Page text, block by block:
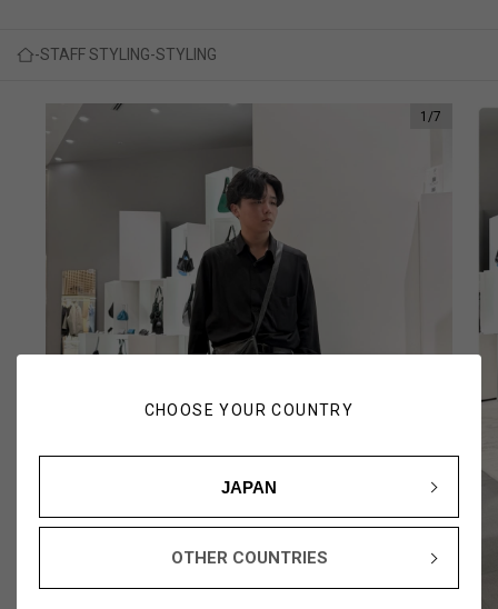
CHOOSE YOUR COUNTRY
JAPAN
OTHER COUNTRIES
STAFF STYLING STYLING
1 /7